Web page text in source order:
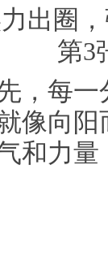
，每
像向
和力